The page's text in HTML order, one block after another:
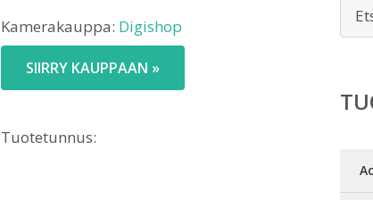
Kamerakauppa: Digishop
SIIRRY KAUPPAAN »
Tuotetunnus: